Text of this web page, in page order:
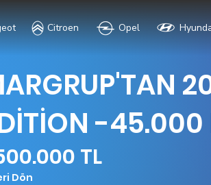
Citroen Opel
-
TL
Dön